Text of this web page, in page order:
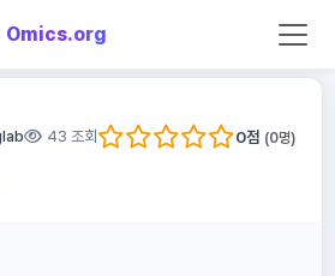
Omics.org
43 조회 0점 (0명)